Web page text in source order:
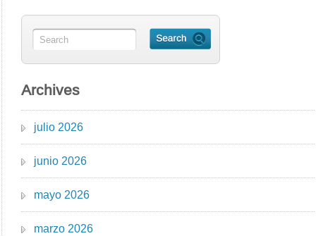
Archives
julio 2026
junio 2026
mayo 2026
marzo 2026